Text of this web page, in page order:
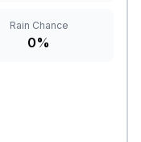
Rain Chance
0%